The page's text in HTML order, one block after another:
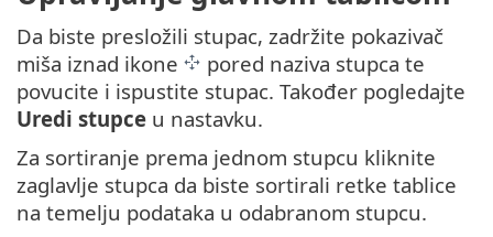
Da biste presložili stupac, zadržite pokazivač
miša iznad ikone
pored naziva stupca te
povucite i ispustite stupac. Također pogledajte
Uredi stupce u nastavku.
Za sortiranje prema jednom stupcu kliknite
zaglavlje stupca da biste sortirali retke tablice
na temelju podataka u odabranom stupcu.